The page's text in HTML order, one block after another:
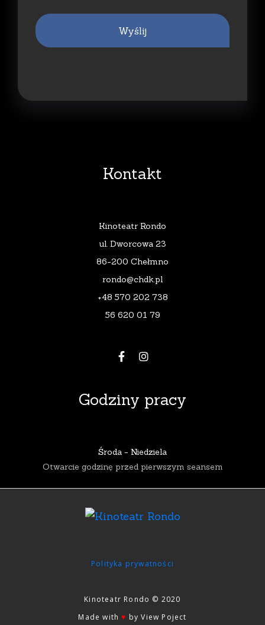
Wyślij
Kontakt
Kinoteatr Rondo
ul. Dworcowa 23
86-200 Chełmno
rondo@chdk.pl
+48 570 202 738
56 620 01 79
Godziny pracy
Środa - Niedziela
Otwarcie godzinę przed pierwszym seansem
Polityka prywatności
Kinoteatr Rondo © 2020
Made with♥ by View Poject